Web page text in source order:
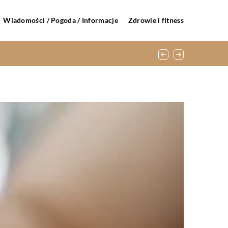
Wiadomości / Pogoda / Informacje Zdrowie i fitness